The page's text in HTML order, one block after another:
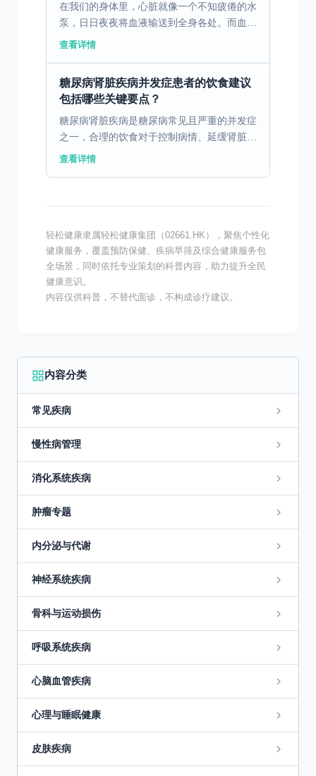
在我们的身体里，心脏就像一个不知疲倦的水
泵，日日夜夜将血液输送到全身各处。而血管
则是一条条错综复杂的“高速公路”，血液在其
查看详情
糖尿病肾脏疾病并发症患者的饮食建议
包括哪些关键要点？
糖尿病肾脏疾病是糖尿病常见且严重的并发症
之一，合理的饮食对于控制病情、延缓肾脏损
害进展具有关键作用。以下是针对糖尿病肾脏
查看详情
轻松健康隶属轻松健康集团（02661.HK），聚焦个性化
健康服务，覆盖预防保健、疾病早筛及综合健康服务包
全场景，同时依托专业策划的科普内容，助力提升全民
健康意识。
内容仅供科普，不替代面诊，不构成诊疗建议。
内容分类
常见疾病
慢性病管理
消化系统疾病
肿瘤专题
内分泌与代谢
神经系统疾病
骨科与运动损伤
呼吸系统疾病
心脑血管疾病
心理与睡眠健康
皮肤疾病